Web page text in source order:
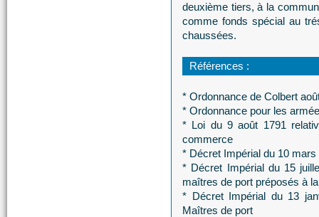
deuxième tiers, à la
comme fonds spécial au
chaussées.
Références :
* Ordonnance de Colbert
* Ordonnance pour les
* Loi du 9 août 1791
commerce
* Décret Impérial du 10
* Décret Impérial du 15
maîtres de port préposés à
* Décret Impérial du 13
Maîtres de port